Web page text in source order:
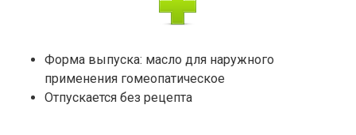
Форма выпуска: масло для наружного
применения гомеопатическое
Отпускается без рецепта